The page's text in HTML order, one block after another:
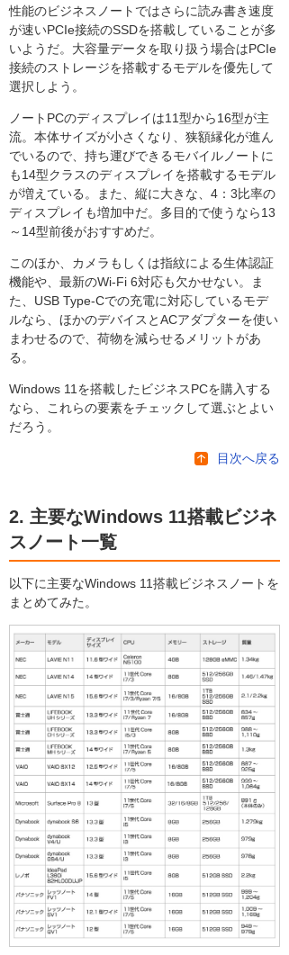
性能のビジネスノートではさらに読み書き速度
が速いPCIe接続のSSDを搭載していることが多
いようだ。大容量データを取り扱う場合はPCIe
接続のストレージを搭載するモデルを優先して
選択しよう。
ノートPCのディスプレイは11型から16型が主
流。本体サイズが小さくなり、狭額縁化が進ん
でいるので、持ち運びできるモバイルノートに
も14型クラスのディスプレイを搭載するモデル
が増えている。また、縦に大きな、4：3比率の
ディスプレイも増加中だ。多目的で使うなら13
～14型前後がおすすめだ。
このほか、カメラもしくは指紋による生体認証
機能や、最新のWi-Fi 6対応も欠かせない。ま
た、USB Type-Cでの充電に対応しているモデ
ルなら、ほかのデバイスとACアダプターを使い
まわせるので、荷物を減らせるメリットがあ
る。
Windows 11を搭載したビジネスPCを購入する
なら、これらの要素をチェックして選ぶとよい
だろう。
目次へ戻る
2. 主要なWindows 11搭載ビジネ
スノート一覧
以下に主要なWindows 11搭載ビジネスノートを
まとめてみた。